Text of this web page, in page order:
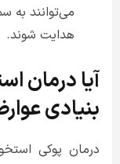
می‌توانند به
هدایت شوند.
آیا درمان
بنیادی
درمان پوکی